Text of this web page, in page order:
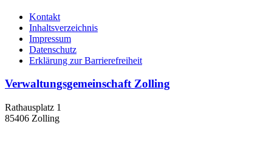
Kontakt
Inhaltsverzeichnis
Impressum
Datenschutz
Erklärung zur Barrierefreiheit
Verwaltungsgemeinschaft Zolling
Rathausplatz 1
85406 Zolling